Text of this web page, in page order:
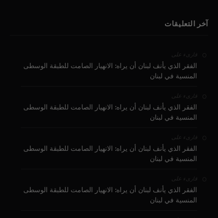
آخر التعليقات
قارىء على
الفقر الذي يأنف لبنان أن يراه: الانهيار الصامت للطبقة الوسطى
المنسية في لبنان
قارىء على
الفقر الذي يأنف لبنان أن يراه: الانهيار الصامت للطبقة الوسطى
المنسية في لبنان
قارىء على
الفقر الذي يأنف لبنان أن يراه: الانهيار الصامت للطبقة الوسطى
المنسية في لبنان
قارىء على
الفقر الذي يأنف لبنان أن يراه: الانهيار الصامت للطبقة الوسطى
المنسية في لبنان